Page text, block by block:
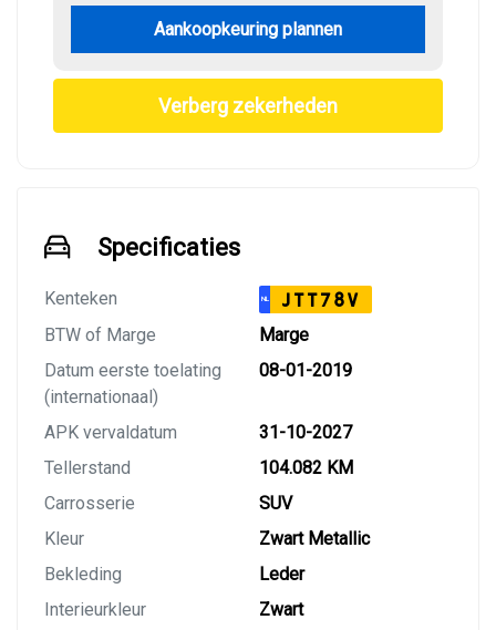
Aankoopkeuring plannen
Verberg zekerheden
Specificaties
Kenteken NL JTT78V
BTW of Marge
Marge
Datum eerste toelating
(internationaal)
08-01-2019
APK vervaldatum
31-10-2027
Tellerstand
104.082 KM
Carrosserie
SUV
Kleur
Zwart Metallic
Bekleding
Leder
Interieurkleur
Zwart